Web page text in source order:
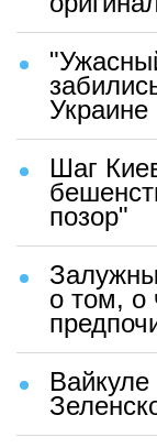
Украине
Шаг
позор"
о том, о